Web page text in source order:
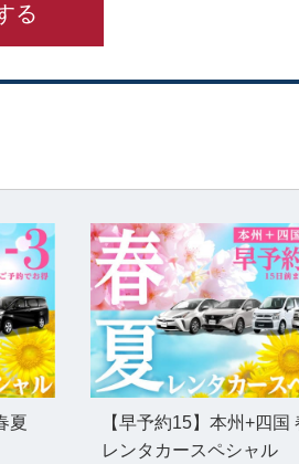
る
夏
【早予約15】本州+四国
レンタカースペシャル